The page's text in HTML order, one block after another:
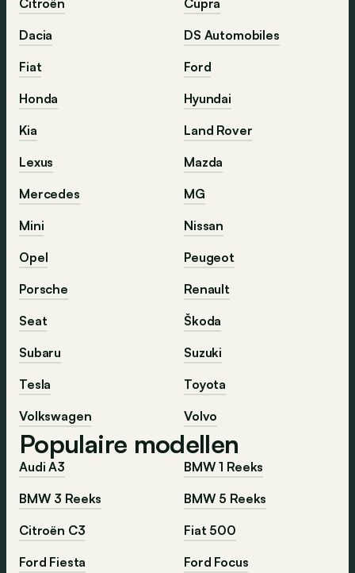
Dacia
DS Automobiles
Fiat
Ford
Honda
Hyundai
Kia
Land Rover
Lexus
Mazda
Mercedes
MG
Mini
Nissan
Opel
Peugeot
Porsche
Renault
Seat
Škoda
Subaru
Suzuki
Tesla
Toyota
Volkswagen
Volvo
Populaire modellen
Audi A3
BMW 1 Reeks
BMW 3 Reeks
BMW 5 Reeks
Citroën C3
Fiat 500
Ford Fiesta
Ford Focus